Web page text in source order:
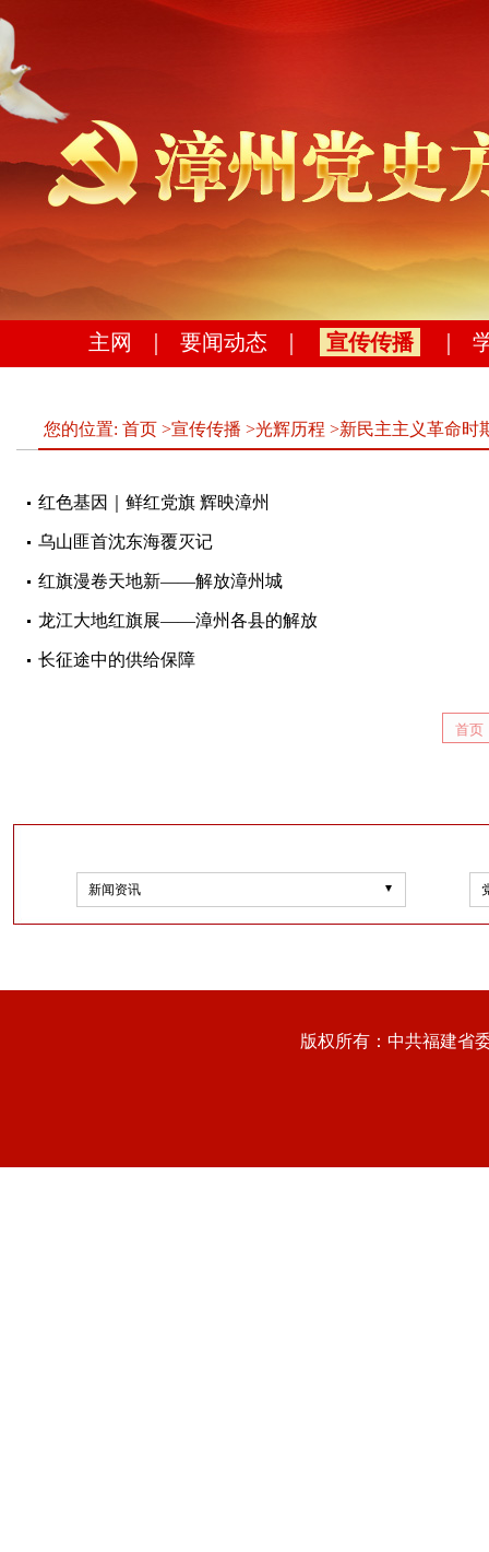
主网 要闻动态 宣传传播
您的位置: 首页 >宣传传播 >光辉历程 >新民主主义革命时
红色基因｜鲜红党旗 辉映漳州
乌山匪首沈东海覆灭记
红旗漫卷天地新——解放漳州城
龙江大地红旗展——漳州各县的解放
长征途中的供给保障
首页
新闻资讯
版权所有：中共福建省